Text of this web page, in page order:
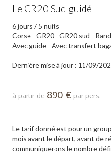
Le GR20 Sud guidé
6 jours / 5 nuits
Corse - GR20 - GR20 sud -
Avec guide - Avec transfert
Dernière mise à jour : 11/09/
à partir de 890 € par pers.
Le tarif donné est pour un
mois avant le départ, avant de
communiquerons le nombre